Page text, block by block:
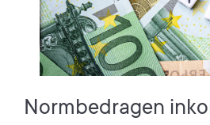
Normbedragen